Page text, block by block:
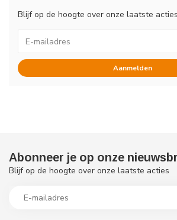
Blijf op de hoogte over onze laatste acties
Aanmelden
Abonneer je op onze
Blijf op de hoogte over onze laatste acties